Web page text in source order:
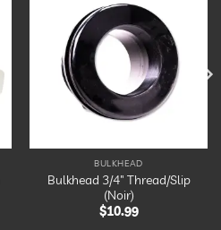
liste
d’envies
BULKHEAD
Bulkhead 3/4″ Thread/Slip
(Noir)
$10.99